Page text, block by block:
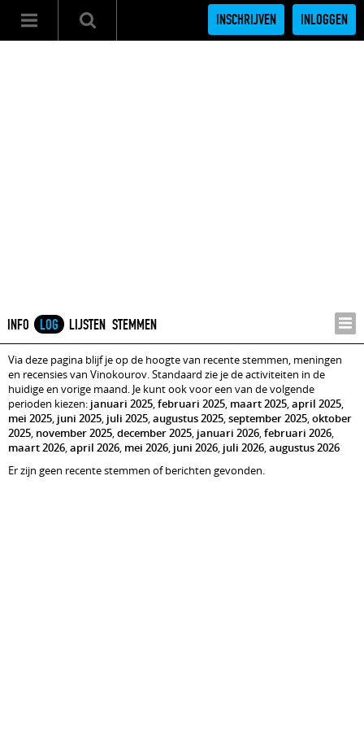
INSCHRIJVEN INLOGGEN
INFO LOG LIJSTEN STEMMEN
Via deze pagina blijf je op de hoogte van recente stemmen, meningen
en recensies van Vinokourov. Standaard zie je de activiteiten in de
huidige en vorige maand. Je kunt ook voor een van de volgende
perioden kiezen: januari 2025,februari 2025, maart 2025,april 2025,
mei 2025, juni 2025, juli 2025,augustus 2025,september 2025,oktober
2025, november 2025,december 2025, januari 2026,februari 2026,
maart 2026,april 2026, mei 2026, juni 2026, juli 2026,augustus 2026
Er zijn geen recente stemmen of berichten gevonden.